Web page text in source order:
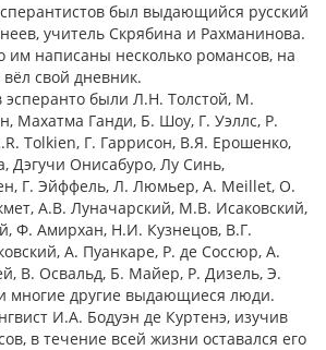
был выдающийся русский
учитель Скрябина и Рахманинова.
им написаны несколько романсов, на
свой дневник.
эсперанто были Л.Н. Толстой, М.
Махатма Ганди, Б. Шоу, Г. Уэллс, Р.
Tolkien, Г. Гаррисон, В.Я. Ерошенко,
Дэгучи Онисабуро, Лу Синь,
Г. Эйффель, Л. Люмьер, A. Meillet, O.
А.В. Луначарский, М.В. Исаковский,
Ф. Амирхан, Н.И. Кузнецов, В.Г.
А. Пуанкаре, Р. де Соссюр, А.
В. Освальд, Б. Майер, Р. Дизель, Э.
многие другие выдающиеся люди.
И.А. Бодуэн де Куртенэ, изучив
в течение всей жизни оставался его